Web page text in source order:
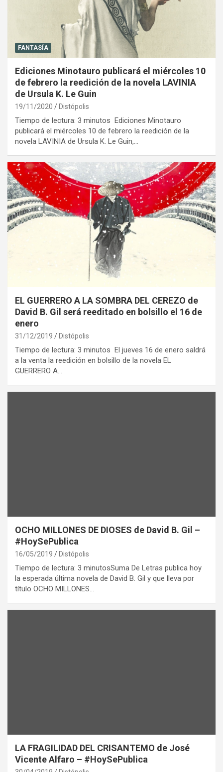
FANTASÍA
Ediciones Minotauro publicará el miércoles 10
de febrero la reedición de la novela LAVINIA
de Ursula K. Le Guin
19/11/2020 Distópolis
Tiempo de lectura: 3 minutos Ediciones Minotauro
publicará el miércoles 10 de febrero la reedición de la
novela LAVINIA de Ursula K. Le Guin,…
EL GUERRERO A LA SOMBRA DEL CEREZO de
David B. Gil será reeditado en bolsillo el 16 de
enero
31/12/2019 Distópolis
Tiempo de lectura: 3 minutos El jueves 16 de enero saldrá
a la venta la reedición en bolsillo de la novela EL
GUERRERO A…
OCHO MILLONES DE DIOSES de David B. Gil –
#HoySePublica
16/05/2019 Distópolis
Tiempo de lectura: 3 minutosSuma De Letras publica hoy
la esperada última novela de David B. Gil y que lleva por
título OCHO MILLONES…
LA FRAGILIDAD DEL CRISANTEMO de José
Vicente Alfaro – #HoySePublica